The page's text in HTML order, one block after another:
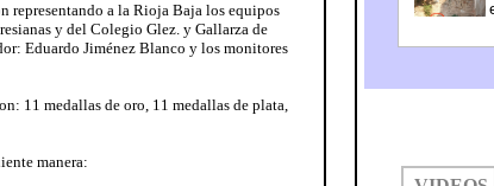
representando a la Rioja Baja los equipos
y del Colegio Glez. y Gallarza de
Eduardo Jiménez Blanco y los monitores
11 medallas de oro, 11 medallas de plata,
manera: